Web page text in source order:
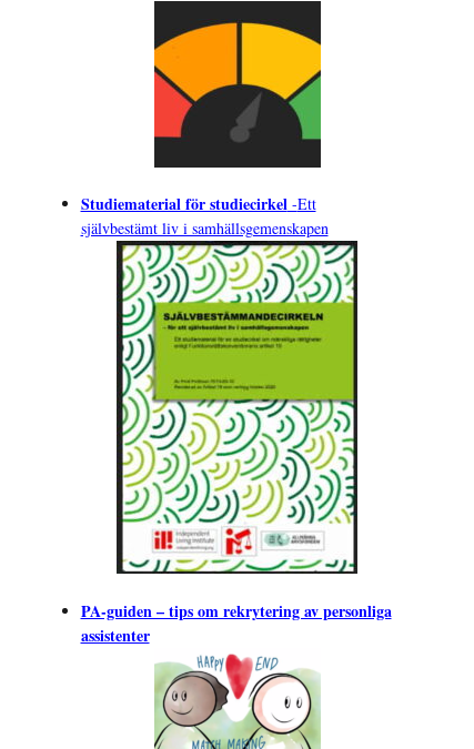
Studiematerial för studiecirkel-Ett
självbestämt liv i samhällsgemenskapen
PA-guiden – tips om rekrytering av personliga
assistenter